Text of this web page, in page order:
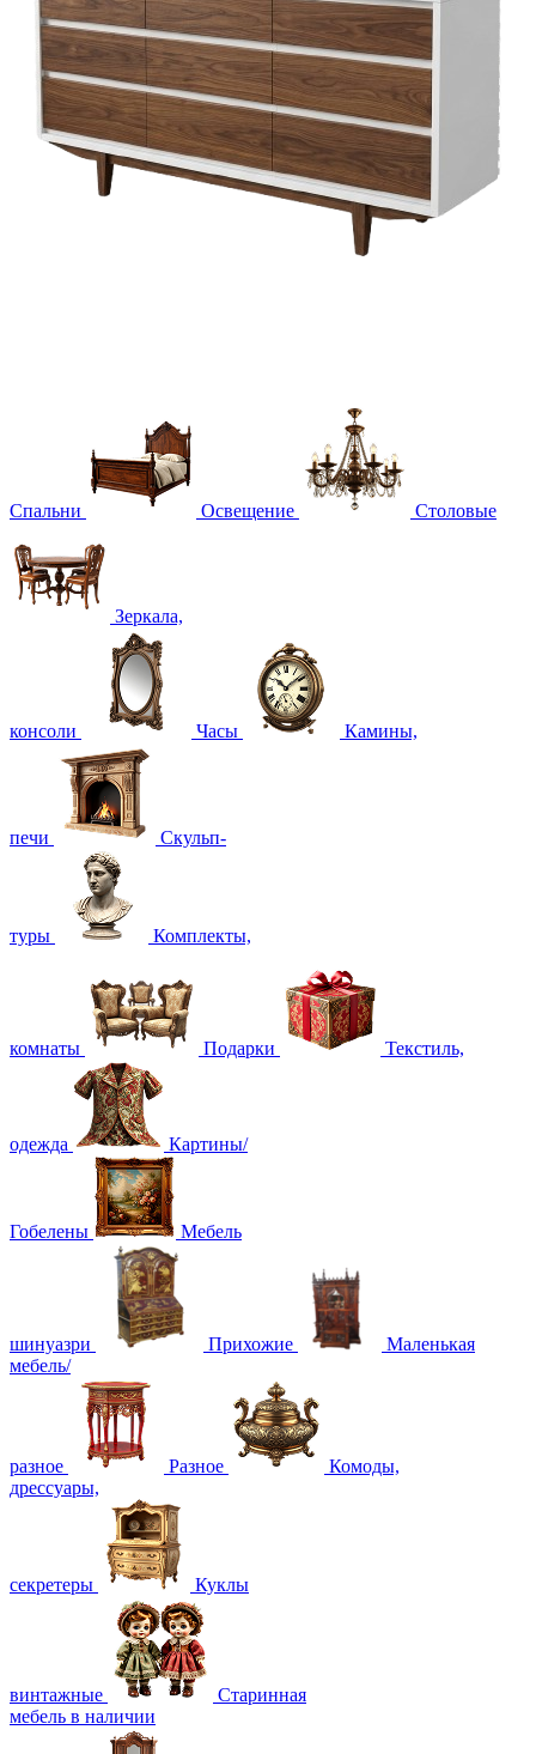
Спальни Освещение Столовые
Зеркала,
консоли Часы Камины,
печи Скульп-
туры Комплекты,
комнаты Подарки Текстиль,
одежда Картины/
Гобелены Мебель
шинуазри Прихожие
Маленькая
мебель/
разное Разное
Комоды,
дрессуары,
секретеры Куклы
винтажные
Старинная
мебель в наличии